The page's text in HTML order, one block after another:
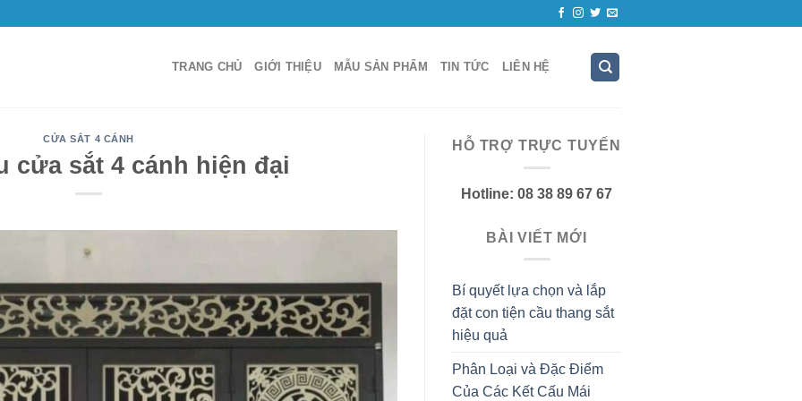
TRANG CHỦ GIỚI THIỆU MẪU SẢN PHẨM TIN TỨC LIÊN HỆ
CỬA SẮT 4 CÁNH
cửa sắt 4 cánh hiện đại
HỖ TRỢ TRỰC TUYẾN
Hotline: 08 38 89 67 67
BÀI VIẾT MỚI
Bí quyết lựa chọn và lắp
đặt con tiện cầu thang sắt
hiệu quả
Phân Loại và Đặc Điểm
Của Các Kết Cấu Mái